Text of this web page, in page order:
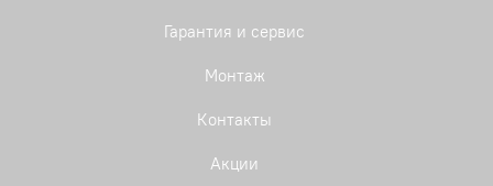
Гарантия и сервис
Монтаж
Контакты
Акции